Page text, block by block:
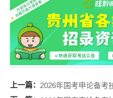
上一篇： 2026年国考申论备考